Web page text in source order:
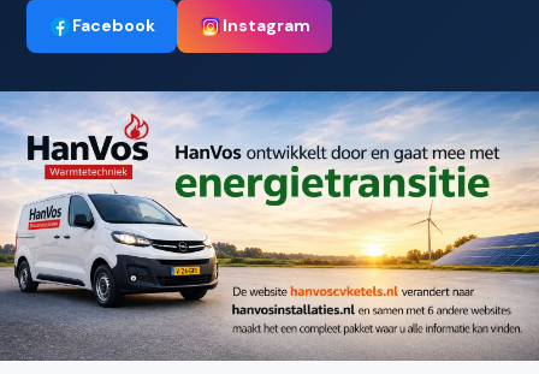
Facebook Instagram